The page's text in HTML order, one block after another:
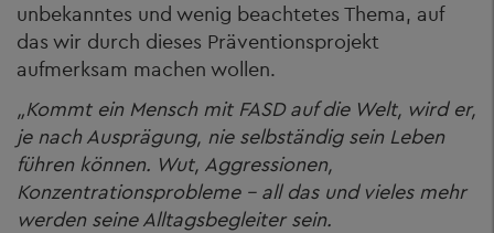
unbekanntes und wenig beachtetes Thema, auf
das wir durch dieses Präventionsprojekt
aufmerksam machen wollen.
„Kommt ein Mensch mit FASD auf die Welt, wird er,
je nach Ausprägung, nie selbständig sein Leben
führen können. Wut, Aggressionen,
Konzentrationsprobleme – all das und vieles mehr
werden seine Alltagsbegleiter sein.